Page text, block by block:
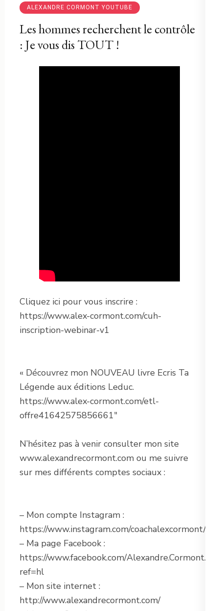
ALEXANDRE CORMONT YOUTUBE
Les hommes recherchent le contrôle
: Je vous dis TOUT !
Cliquez ici pour vous inscrire :
https://www.alex-cormont.com/cuh-
inscription-webinar-v1
« Découvrez mon NOUVEAU livre Ecris Ta
Légende aux éditions Leduc.
https://www.alex-cormont.com/etl-
offre41642575856661″
N’hésitez pas à venir consulter mon site
www.alexandrecormont.com ou me suivre
sur mes différents comptes sociaux :
– Mon compte Instagram :
https://www.instagram.com/coachalexcormont/
– Ma page Facebook :
https://www.facebook.com/
ref=hl
– Mon site internet :
http://www.alexandrecormont.com/